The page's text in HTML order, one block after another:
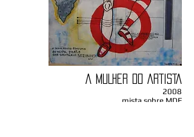
A MULHER DO ARTISTA
2008
mista sobre MDF